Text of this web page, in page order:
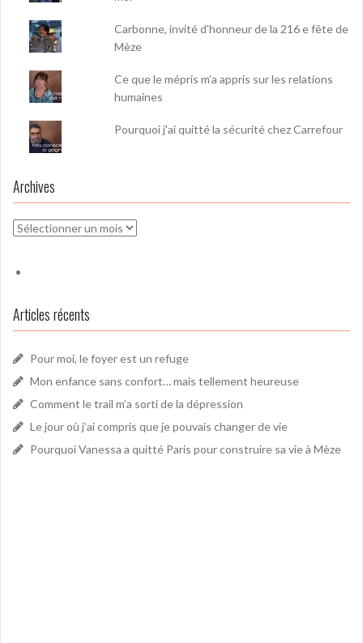
Carbonne, invité d'honneur de la 216 e fête de
Mèze
Ce que le mépris m’a appris sur les relations
humaines
Pourquoi j'ai quitté la sécurité chez Carrefour
Archives
Archives
Articles récents
Pour moi, le foyer est un refuge
Mon enfance sans confort… mais tellement heureuse
Comment le trail m’a sorti de la dépression
Le jour où j’ai compris que je pouvais changer de vie
Pourquoi Vanessa a quitté Paris pour construire sa vie à Mèze